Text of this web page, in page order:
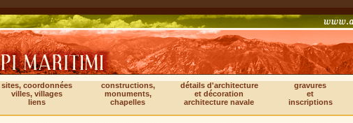
sites, coordonnées
villes, villages
liens
constructions,
monuments,
chapelles
détails d'architecture
et décoration
architecture navale
gravures
et
inscriptions